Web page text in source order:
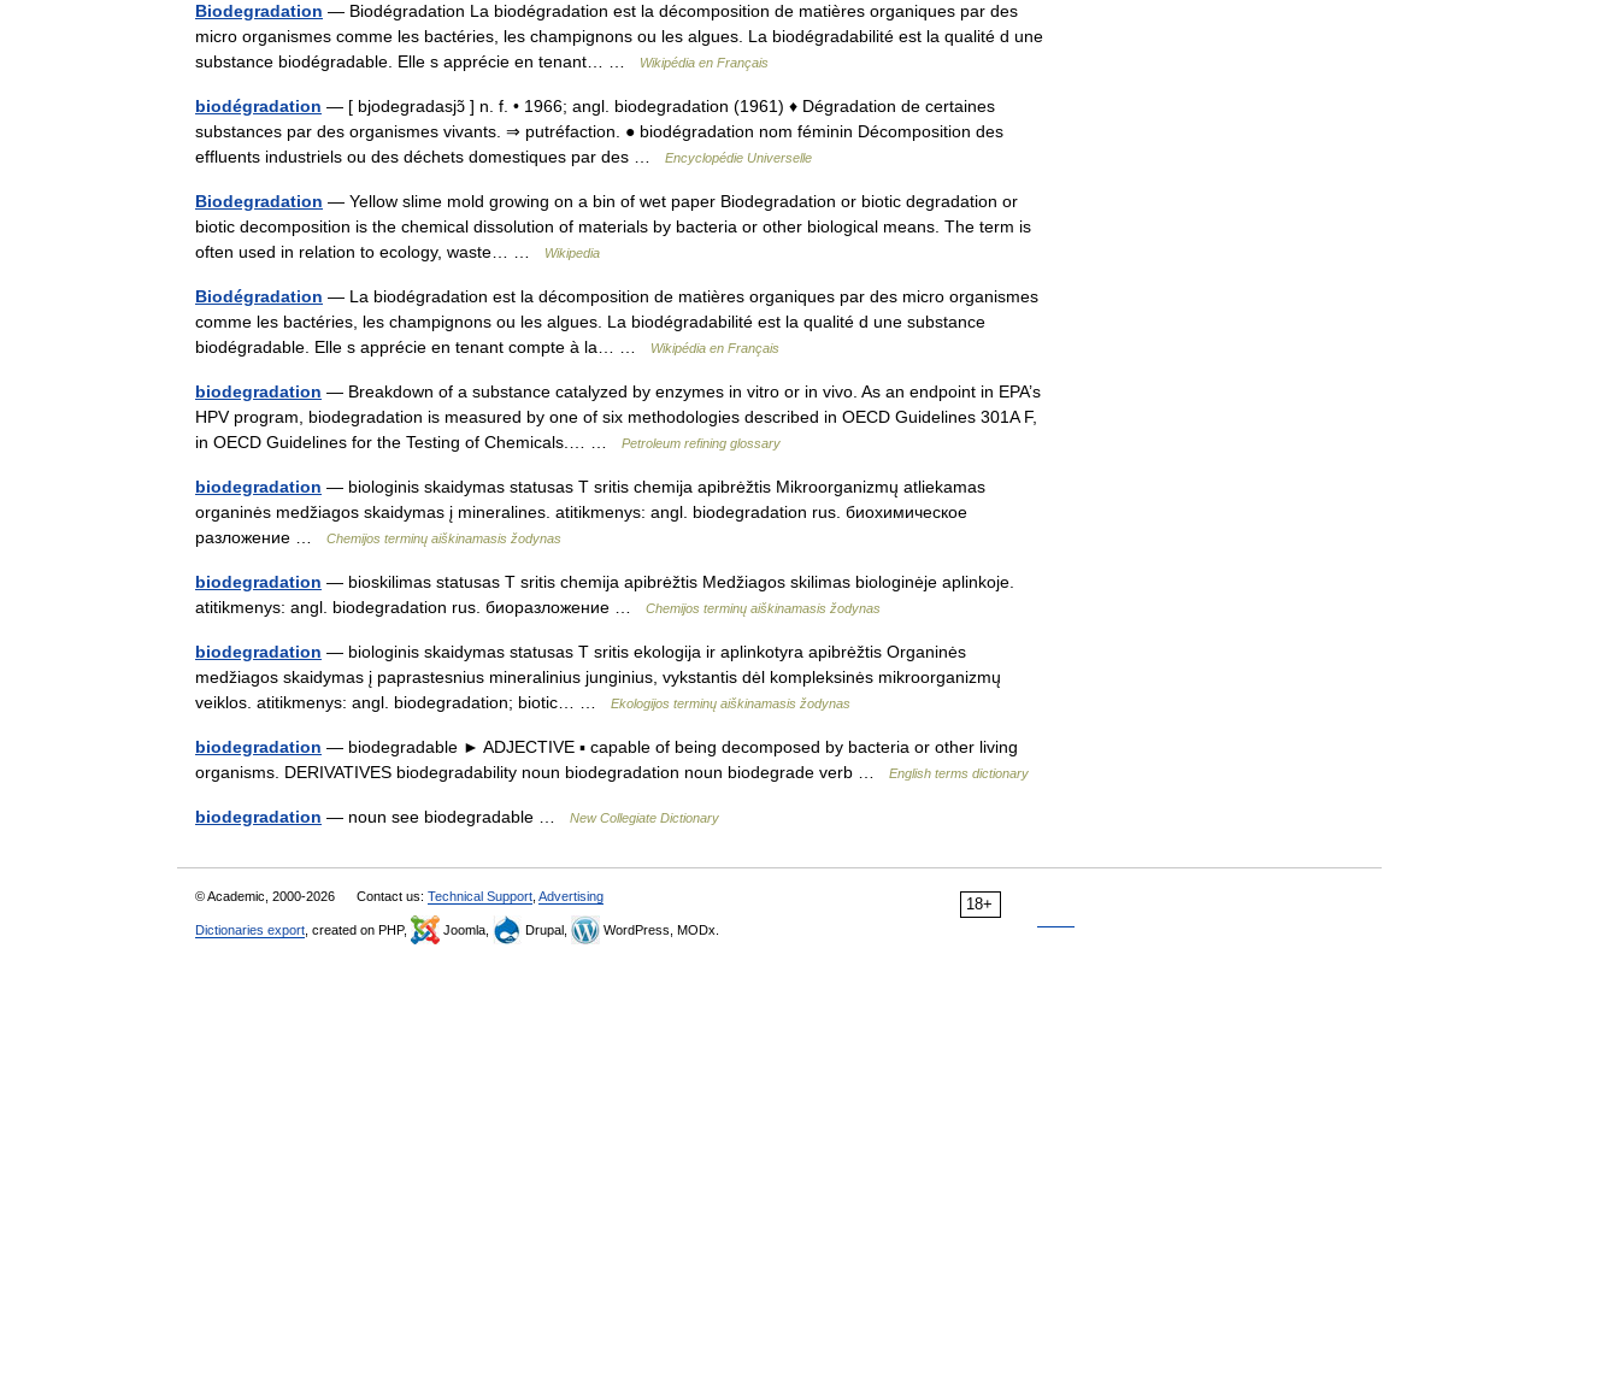
Biodegradation — Biodégradation La biodégradation est la décomposition de matières organiques par des
micro organismes comme les bactéries, les champignons ou les algues. La biodégradabilité est la qualité d une
substance biodégradable. Elle s apprécie en tenant… …
Wikipédia en Français
biodégradation — [ bjodegradasjɔ̃ ] n. f. • 1966; angl. biodegradation (1961) ♦ Dégradation de certaines
substances par des organismes vivants. ⇒ putréfaction. ● biodégradation nom féminin Décomposition des
effluents industriels ou des déchets domestiques par des …
Encyclopédie Universelle
Biodegradation — Yellow slime mold growing on a bin of wet paper Biodegradation or biotic degradation or
biotic decomposition is the chemical dissolution of materials by bacteria or other biological means. The term is
often used in relation to ecology, waste… …
Wikipedia
Biodégradation — La biodégradation est la décomposition de matières organiques par des micro organismes
comme les bactéries, les champignons ou les algues. La biodégradabilité est la qualité d une substance
biodégradable. Elle s apprécie en tenant compte à la… …
Wikipédia en Français
biodegradation — Breakdown of a substance catalyzed by enzymes in vitro or in vivo. As an endpoint in EPA’s
HPV program, biodegradation is measured by one of six methodologies described in OECD Guidelines 301A F,
in OECD Guidelines for the Testing of Chemicals.… …
Petroleum refining glossary
biodegradation — biologinis skaidymas statusas T sritis chemija apibrėžtis Mikroorganizmų atliekamas
organinės medžiagos skaidymas į mineralines. atitikmenys: angl. biodegradation rus. биохимическое
разложение …
Chemijos terminų aiškinamasis žodynas
biodegradation — bioskilimas statusas T sritis chemija apibrėžtis Medžiagos skilimas biologinėje aplinkoje.
atitikmenys: angl. biodegradation rus. биоразложение …
Chemijos terminų aiškinamasis žodynas
biodegradation — biologinis skaidymas statusas T sritis ekologija ir aplinkotyra apibrėžtis Organinės
medžiagos skaidymas į paprastesnius mineralinius junginius, vykstantis dėl kompleksinės mikroorganizmų
veiklos. atitikmenys: angl. biodegradation; biotic… …
Ekologijos terminų aiškinamasis žodynas
biodegradation — biodegradable ► ADJECTIVE ▪ capable of being decomposed by bacteria or other living
organisms. DERIVATIVES biodegradability noun biodegradation noun biodegrade verb …
English terms dictionary
biodegradation — noun see biodegradable … New Collegiate Dictionary
18+
© Academic, 2000-2026 Contact us: Technical Support Advertising
Dictionaries export , created on PHP, Joomla, Drupal, WordPress, MODx.